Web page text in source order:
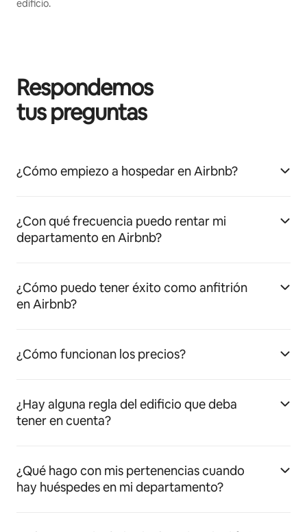
edificio.
Respondemos
tus preguntas
¿Cómo empiezo a hospedar en Airbnb?
¿Con qué frecuencia puedo rentar mi
departamento en Airbnb?
¿Cómo puedo tener éxito como anfitrión
en Airbnb?
¿Cómo funcionan los precios?
¿Hay alguna regla del edificio que deba
tener en cuenta?
¿Qué hago con mis pertenencias cuando
hay huéspedes en mi departamento?